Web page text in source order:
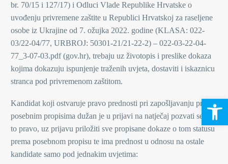
br. 70/15 i 127/17) i Odluci Vlade Republike Hrvatske o
uvođenju privremene zaštite u Republici Hrvatskoj za raseljene
osobe iz Ukrajine od 7. ožujka 2022. godine (KLASA: 022-
03/22-04/77, URBROJ: 50301-21/21-22-2) – 022-03-22-04-
77_3-07-03.pdf (gov.hr), trebaju uz životopis i preslike dokaza
kojima dokazuju ispunjenje traženih uvjeta, dostaviti i iskaznicu
stranca pod privremenom zaštitom.
Kandidat koji ostvaruje pravo prednosti pri zapošljavanju prema
posebnim propisima dužan je u prijavi na natječaj pozvati se na
to pravo, uz prijavu priložiti sve propisane dokaze o tom statusu
prema posebnom propisu te ima prednost u odnosu na ostale
kandidate samo pod jednakim uvjetima: